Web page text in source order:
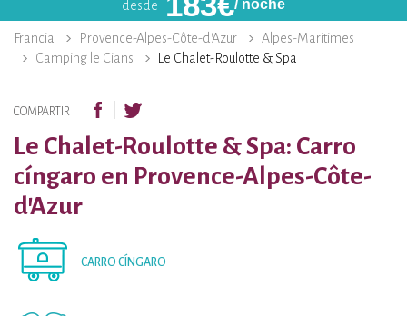
desde / noche
Francia Provence-Alpes-Côte-d’Azur
Alpes-Maritimes
Camping le Cians
Le Chalet-Roulotte & Spa
COMPARTIR
Le Chalet-Roulotte & Spa: Carro
cíngaro en Provence-Alpes-Côte-
d’Azur
CARRO CÍNGARO